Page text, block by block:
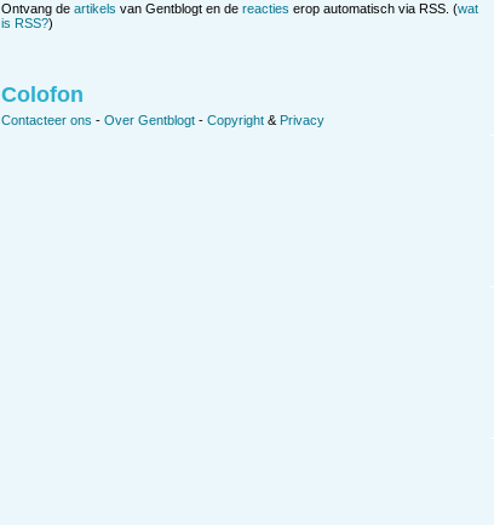
Ontvang de artikels van Gentblogt en de reacties erop automatisch via RSS. (wat
is RSS?)
Colofon
Contacteer ons - Over Gentblogt - Copyright & Privacy